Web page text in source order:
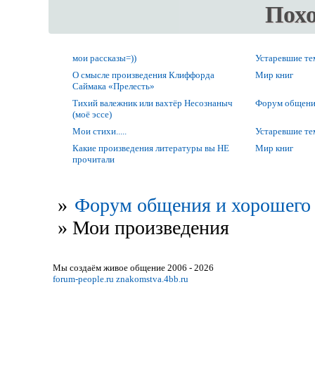
мои рассказы=))
Устаревшие
О смысле произведения Клиффорда
Саймака «Прелесть»
Мир книг
Тихий валежник или вахтёр Несознаныч
(моё эссе)
Форум
Мои стихи.....
Устаревшие
Какие произведения литературы вы НЕ
прочитали
Мир книг
» Форум общения и хорошего
» Мои произведения
Мы создаём живое общение 2006 - 2026
forum-people.ru znakomstva.4bb.ru